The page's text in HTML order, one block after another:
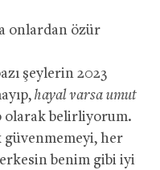
onlardan özür
şeylerin 2023
hayal varsa umut
olarak belirliyorum.
güvenmemeyi, her
benim gibi iyi